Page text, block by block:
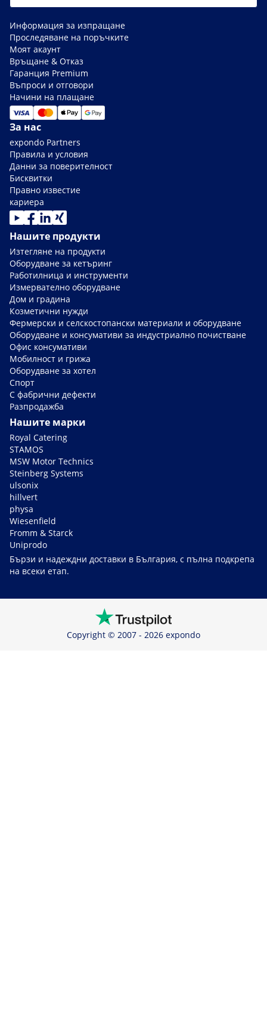
Информация за изпращане
Проследяване на поръчките
Моят акаунт
Връщане & Отказ
Гаранция Premium
Въпроси и отговори
Начини на плащане
За нас
expondo Partners
Правила и условия
Данни за поверителност
Бисквитки
Правно известие
кариера
Нашите продукти
Изтегляне на продукти
Оборудване за кетъринг
Работилница и инструменти
Измервателно оборудване
Дом и градина
Козметични нужди
Фермерски и селскостопански материали и оборудване
Оборудване и консумативи за индустриално почистване
Офис консумативи
Мобилност и грижа
Оборудване за хотел
Спорт
С фабрични дефекти
Разпродажба
Нашите марки
Royal Catering
STAMOS
MSW Motor Technics
Steinberg Systems
ulsonix
hillvert
physa
Wiesenfield
Fromm & Starck
Uniprodo
Бързи и надеждни доставки в България, с пълна подкрепа
на всеки етап.
Copyright © 2007 - 2026 expondo